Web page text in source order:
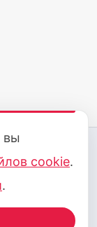
cookie
вы
cookie.
.